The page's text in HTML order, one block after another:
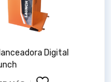
Digital